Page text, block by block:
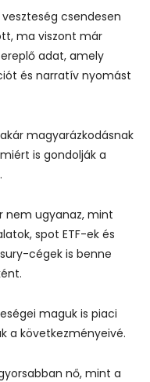
csendesen
ma viszont már
adat, amely
és narratív nyomást
magyarázkodásnak
is gondolják a
nem ugyanaz, mint
spot ETF-ek és
cégek is benne
maguk is piaci
a következményeivé.
nő, mint a